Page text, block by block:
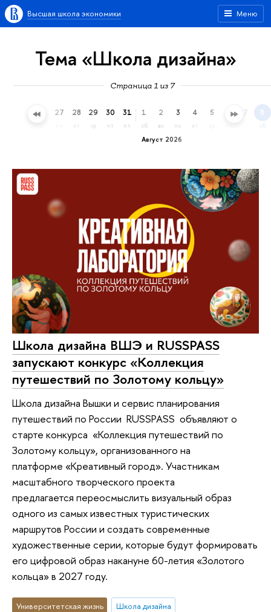
Меню
Высшая школа экономики
Тема «Школа дизайна»
Страница 1 из 7
26 27 28 29
ср
30
чт
31
пт
Август 2026
1
сб
2
вс
3
пн
4 5 6 7 8
сб
Школа дизайна ВШЭ и RUSSPASS
запускают конкурс «Коллекция
путешествий по Золотому кольцу»
Школа дизайна Вышки и сервис планирования
путешествий по России RUSSPASS объявляют о
старте конкурса «Коллекция путешествий по
Золотому кольцу», организованного на
платформе «Креативный город». Участникам
масштабного творческого проекта
предлагается переосмыслить визуальный образ
одного из самых известных туристических
маршрутов России и создать современные
художественные серии, которые будут формировать
его цифровой образ накануне 60-летия «Золотого
кольца» в 2027 году.
Университетская жизнь Школа дизайна